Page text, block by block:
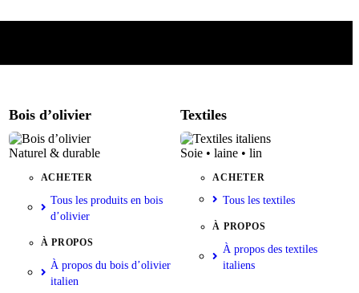
Bois d’olivier
Naturel & durable
ACHETER
Tous les produits en bois
d’olivier
À PROPOS
À propos du bois d’olivier
italien
Textiles
Soie • laine • lin
ACHETER
Tous les textiles
À PROPOS
À propos des textiles
italiens